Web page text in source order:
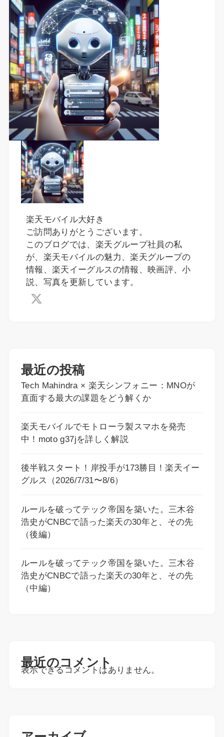
楽天モバイル大好き
ご訪問ありがとうございます。
このブログでは、楽天グループ社員の私
が、楽天モバイルの魅力、楽天グループの
情報、楽天イーグルスの情報、映画評、小
説、写真を更新しています。
最近の投稿
Tech Mahindra × 楽天シンフォニー：MNOが
直面する最大の課題をどう解くか
楽天モバイルでモトローラ製スマホを発売
中！moto g37jを詳しく解説
後半戦スタート！岸投手が173勝目！楽天イー
グルス（2026/7/31〜8/6）
ルールを破ってテック帝国を築いた。三木谷
浩史がCNBCで語った楽天の30年と、その先
（後編）
ルールを破ってテック帝国を築いた。三木谷
浩史がCNBCで語った楽天の30年と、その先
（中編）
最近のコメント
表示できるコメントはありません。